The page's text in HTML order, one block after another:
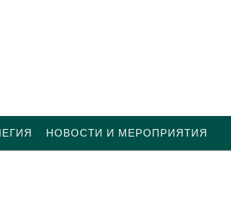
НОВОСТИ И МЕРОПРИЯТИЯ